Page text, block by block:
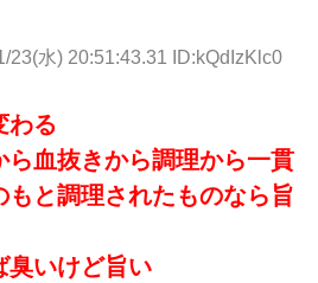
23(水) 20:51:43.31 ID:kQdIzKlc0
わる
ら血抜きから調理から一貫
もと調理されたものなら旨
臭いけど旨い